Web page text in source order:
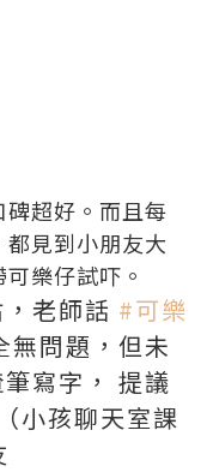
超好。而且每
見到小朋友大
樂仔試吓。
老師話 #可樂
無問題，但未
寫字， 提議
孩聊天室課